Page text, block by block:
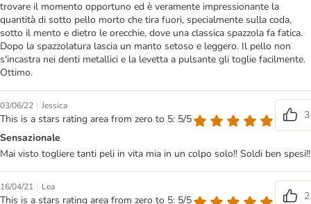
trovare il momento opportuno ed è veramente impressionante la
quantità di sotto pello morto che tira fuori, specialmente sulla coda,
sotto il mento e dietro le orecchie, dove una classica spazzola fa fatica.
Dopo la spazzolatura lascia un manto setoso e leggero. Il pello non
s'incastra nei denti metallici e la levetta a pulsante gli toglie facilmente.
Ottimo.
03/06/22 | Jessica
This is a stars rating area from zero to 5: 5/5
3
Sensazionale
Mai visto togliere tanti peli in vita mia in un colpo solo!! Soldi ben spesi!!
16/04/21 | Lea
This is a stars rating area from zero to 5: 5/5
2